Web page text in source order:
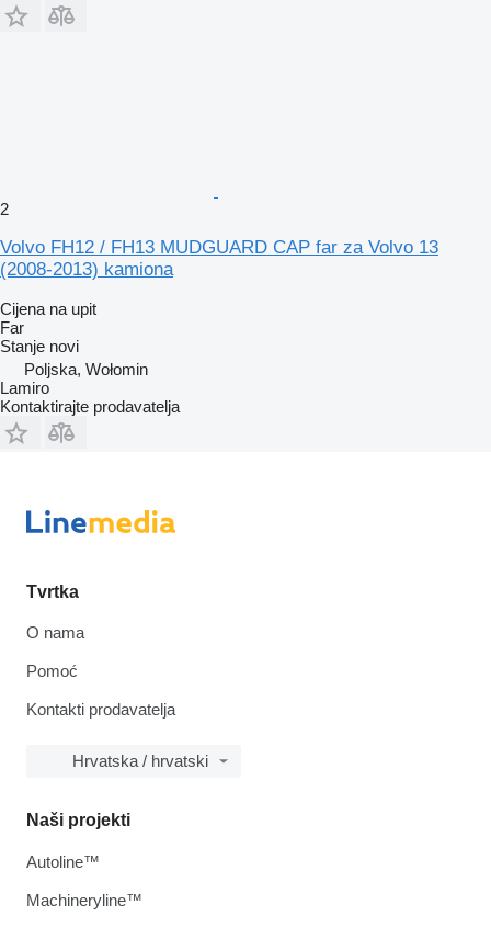
2
Volvo FH12 / FH13 MUDGUARD CAP far za Volvo 13
(2008-2013) kamiona
Cijena na upit
Far
Stanje novi
Poljska, Wołomin
Lamiro
Kontaktirajte prodavatelja
Tvrtka
O nama
Pomoć
Kontakti prodavatelja
Hrvatska / hrvatski
Naši projekti
Autoline™
Machineryline™